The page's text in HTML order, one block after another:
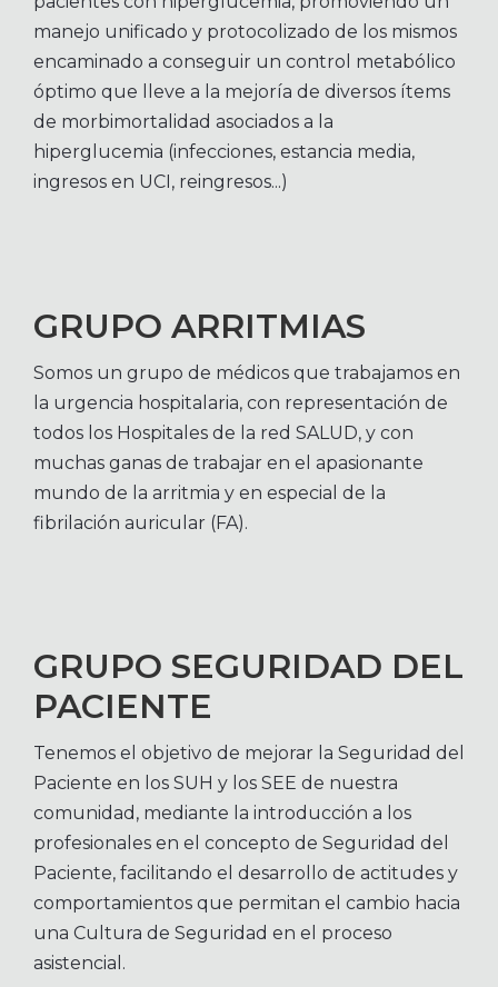
manejo unificado y protocolizado de los mismos
encaminado a conseguir un control metabólico
óptimo que lleve a la mejoría de diversos ítems
de morbimortalidad asociados a la
hiperglucemia (infecciones, estancia media,
ingresos en UCI, reingresos...)
GRUPO ARRITMIAS
Somos un grupo de médicos que trabajamos en
la urgencia hospitalaria, con representación de
todos los Hospitales de la red SALUD, y con
muchas ganas de trabajar en el apasionante
mundo de la arritmia y en especial de la
fibrilación auricular (FA).
GRUPO SEGURIDAD DEL
PACIENTE
Tenemos el objetivo de mejorar la Seguridad del
Paciente en los SUH y los SEE de nuestra
comunidad, mediante la introducción a los
profesionales en el concepto de Seguridad del
Paciente, facilitando el desarrollo de actitudes y
comportamientos que permitan el cambio hacia
una Cultura de Seguridad en el proceso
asistencial.